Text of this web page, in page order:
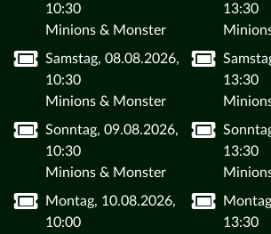
10:30
Minions & Monster
13:30
Samstag, 08.08.2026,
10:30
Minions & Monster
13:30
Sonntag, 09.08.2026,
10:30
Minions & Monster
13:30
Montag, 10.08.2026,
10:00
13:30